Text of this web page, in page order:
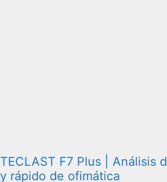
TECLAST F7 Plus | Análisis
y rápido de ofimática